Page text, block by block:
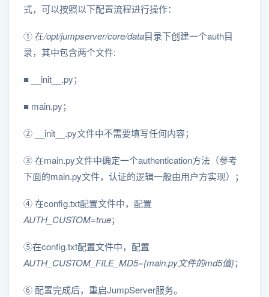
式，可以按照以下配置流程进行操作：
① 在/opt/jumpserver/core/data目录下创建一个auth目
录，其中包含两个文件:
■ __init__.py；
■ main.py；
② __init__.py文件中不需要填写任何内容；
③ 在main.py文件中确定一个authentication方法（参考
下面的main.py文件，认证的逻辑一般由用户方实现）；
④ 在config.txt配置文件中，配置
AUTH_CUSTOM=true；
⑤在config.txt配置文件中，配置
AUTH_CUSTOM_FILE_MD5={main.py文件的md5值}；
⑥ 配置完成后，重启JumpServer服务。